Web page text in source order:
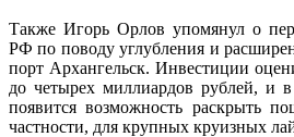
Также Игорь Орлов упомянул о
РФ по поводу углубления и
порт Архангельск. Инвестиции
до четырех миллиардов рублей, и в
появится возможность раскрыть
частности, для крупных круизных